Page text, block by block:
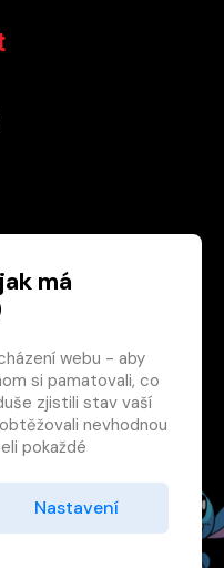
nás již
získáte slevu
ve výši 15 %
má
webu - aby
si pamatovali, co
zjistili stav vaší
nevhodnou
pokaždé
se
Nastavení